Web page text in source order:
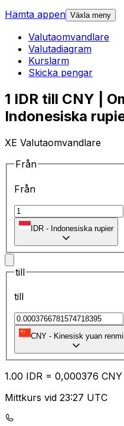
Hämta appen Växla meny
Valutaomvandlare
Valutadiagram
Kurslarm
Skicka pengar
1 IDR till CNY |
Indonesiska
XE Valutaomvandlare
Från
Från
IDR - Indonesiska rupier
till
till
CNY - Kinesisk yuan
1.00 IDR = 0,000376 CNY
Mittkurs vid 23:27 UTC